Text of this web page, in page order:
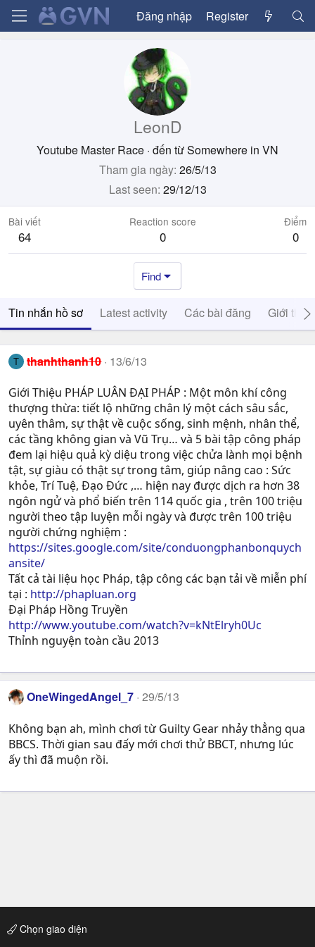
Đăng nhập Register
LeonD
Youtube Master Race · đến từSomewhere in VN
Tham gia ngày 26/5/13
Last seen 29/12/13
Bài viết
64
Reaction score
0
Điểm
0
Find
Tin nhắn hồ sơ Latest activity Các bài đăng Giới thiệu
T thanhthanh10 13/6/13
Giới Thiệu PHÁP LUÂN ĐẠI PHÁP : Một môn khí công
thượng thừa: tiết lộ những chân lý một cách sâu sắc,
uyên thâm, sự thật về cuộc sống, sinh mệnh, nhân thể,
các tầng không gian và Vũ Trụ… và 5 bài tập công pháp
đem lại hiệu quả kỳ diệu trong việc chửa lành mọi bệnh
tật, sự giàu có thật sự trong tâm, giúp nâng cao : Sức
khỏe, Trí Tuệ, Ðạo Ðức ,… hiện nay được dịch ra hơn 38
ngôn ngử và phổ biến trên 114 quốc gia , trên 100 triệu
người theo tập luyện mỗi ngày và được trên 100 triệu
người chứng nghiệm :
https://sites.google.com/site/conduongphanbonquych
ansite/
Tất cả tài liệu học Pháp, tập công các bạn tải về miễn phí
tại : http://phapluan.org
Đại Pháp Hồng Truyền
http://www.youtube.com/watch?v=kNtElryh0Uc
Thỉnh nguyện toàn cầu 2013
OneWingedAngel_7 29/5/13
Không bạn ah, mình chơi từ Guilty Gear nhảy thẳng qua
BBCS. Thời gian sau đấy mới chơi thử BBCT, nhưng lúc
ấy thì đã muộn rồi.
Chọn giao diện